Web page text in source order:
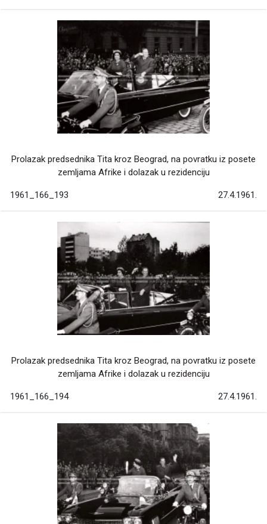
Prolazak predsednika Tita kroz Beograd, na povratku iz posete
zemljama Afrike i dolazak u rezidenciju
1961_166_193 27.4.1961.
Prolazak predsednika Tita kroz Beograd, na povratku iz posete
zemljama Afrike i dolazak u rezidenciju
1961_166_194 27.4.1961.